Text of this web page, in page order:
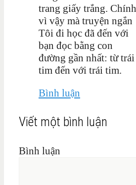
trang giấy trắng. Chính
vì vậy mà truyện ngắn
Tôi đi học đã đến với
bạn đọc bằng con
đường gần nhất: từ trái
tim đến với trái tim.
Bình luận
Viết một bình luận
Bình luận